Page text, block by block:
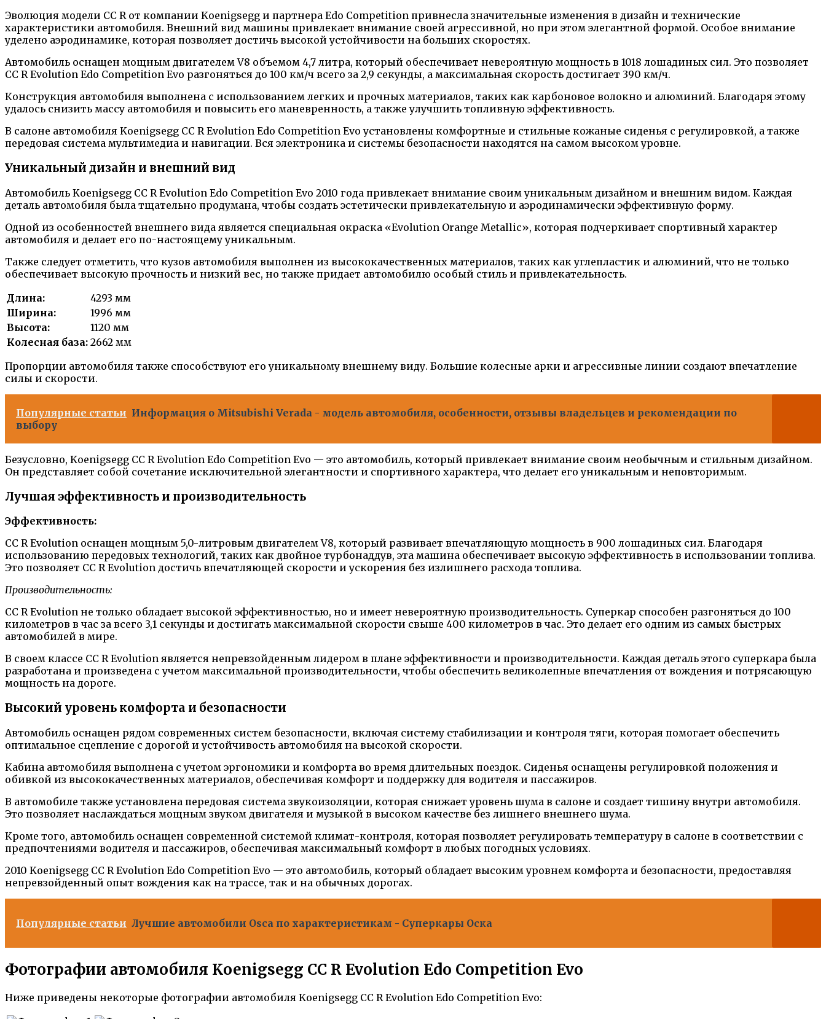
Эволюция модели CC R от компании Koenigsegg и партнера Edo Competition привнесла значительные изменения в дизайн и технические
характеристики автомобиля. Внешний вид машины привлекает внимание своей агрессивной, но при этом элегантной формой. Особое внимание
уделено аэродинамике, которая позволяет достичь высокой устойчивости на больших скоростях.
Автомобиль оснащен мощным двигателем V8 объемом 4,7 литра, который обеспечивает невероятную мощность в 1018 лошадиных сил. Это позволяет
CC R Evolution Edo Competition Evo разгоняться до 100 км/ч всего за 2,9 секунды, а максимальная скорость достигает 390 км/ч.
Конструкция автомобиля выполнена с использованием легких и прочных материалов, таких как карбоновое волокно и алюминий. Благодаря этому
удалось снизить массу автомобиля и повысить его маневренность, а также улучшить топливную эффективность.
В салоне автомобиля Koenigsegg CC R Evolution Edo Competition Evo установлены комфортные и стильные кожаные сиденья с регулировкой, а также
передовая система мультимедиа и навигации. Вся электроника и системы безопасности находятся на самом высоком уровне.
Уникальный дизайн и внешний вид
Автомобиль Koenigsegg CC R Evolution Edo Competition Evo 2010 года привлекает внимание своим уникальным дизайном и внешним видом. Каждая
деталь автомобиля была тщательно продумана, чтобы создать эстетически привлекательную и аэродинамически эффективную форму.
Одной из особенностей внешнего вида является специальная окраска «Evolution Orange Metallic», которая подчеркивает спортивный характер
автомобиля и делает его по-настоящему уникальным.
Также следует отметить, что кузов автомобиля выполнен из высококачественных материалов, таких как углепластик и алюминий, что не только
обеспечивает высокую прочность и низкий вес, но также придает автомобилю особый стиль и привлекательность.
Длина:
4293 мм
Ширина:
1996 мм
Высота:
1120 мм
Колесная база: 2662 мм
Пропорции автомобиля также способствуют его уникальному внешнему виду. Большие колесные арки и агрессивные линии создают впечатление
силы и скорости.
Популярные статьи Информация о Mitsubishi Verada - модель автомобиля, особенности, отзывы владельцев и рекомендации по
выбору
Безусловно, Koenigsegg CC R Evolution Edo Competition Evo — это автомобиль, который привлекает внимание своим необычным и стильным дизайном.
Он представляет собой сочетание исключительной элегантности и спортивного характера, что делает его уникальным и неповторимым.
Лучшая эффективность и производительность
Эффективность:
CC R Evolution оснащен мощным 5,0-литровым двигателем V8, который развивает впечатляющую мощность в 900 лошадиных сил. Благодаря
использованию передовых технологий, таких как двойное турбонаддув, эта машина обеспечивает высокую эффективность в использовании топлива.
Это позволяет CC R Evolution достичь впечатляющей скорости и ускорения без излишнего расхода топлива.
Производительность:
CC R Evolution не только обладает высокой эффективностью, но и имеет невероятную производительность. Суперкар способен разгоняться до 100
километров в час за всего 3,1 секунды и достигать максимальной скорости свыше 400 километров в час. Это делает его одним из самых быстрых
автомобилей в мире.
В своем классе CC R Evolution является непревзойденным лидером в плане эффективности и производительности. Каждая деталь этого суперкара была
разработана и произведена с учетом максимальной производительности, чтобы обеспечить великолепные впечатления от вождения и потрясающую
мощность на дороге.
Высокий уровень комфорта и безопасности
Автомобиль оснащен рядом современных систем безопасности, включая систему стабилизации и контроля тяги, которая помогает обеспечить
оптимальное сцепление с дорогой и устойчивость автомобиля на высокой скорости.
Кабина автомобиля выполнена с учетом эргономики и комфорта во время длительных поездок. Сиденья оснащены регулировкой положения и
обивкой из высококачественных материалов, обеспечивая комфорт и поддержку для водителя и пассажиров.
В автомобиле также установлена передовая система звукоизоляции, которая снижает уровень шума в салоне и создает тишину внутри автомобиля.
Это позволяет наслаждаться мощным звуком двигателя и музыкой в высоком качестве без лишнего внешнего шума.
Кроме того, автомобиль оснащен современной системой климат-контроля, которая позволяет регулировать температуру в салоне в соответствии с
предпочтениями водителя и пассажиров, обеспечивая максимальный комфорт в любых погодных условиях.
2010 Koenigsegg CC R Evolution Edo Competition Evo — это автомобиль, который обладает высоким уровнем комфорта и безопасности, предоставляя
непревзойденный опыт вождения как на трассе, так и на обычных дорогах.
Популярные статьи Лучшие автомобили Osca по характеристикам - Суперкары Оска
Фотографии автомобиля Koenigsegg CC R Evolution Edo Competition Evo
Ниже приведены некоторые фотографии автомобиля Koenigsegg CC R Evolution Edo Competition Evo: